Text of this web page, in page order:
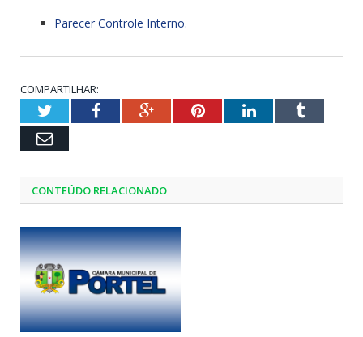
Parecer Controle Interno.
COMPARTILHAR:
TwitterFacebookGoogle+PinterestLinkedInTumblr
Email
CONTEÚDO RELACIONADO